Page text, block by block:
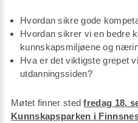
Hvordan sikre gode
Hvordan sikrer vi en bedre
kunnskapsmiljøene og
Hva er det viktigste grepet
utdanningssiden?
Møtet finner stedfredag 18.
Kunnskapsparken i